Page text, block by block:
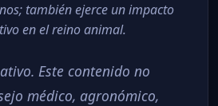
también ejerce un impacto
en el reino animal.
Este contenido no
médico, agronómico,